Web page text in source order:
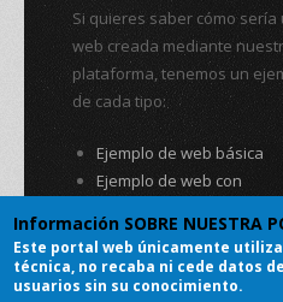
Si quieres saber cómo sería
web creada mediante
plataforma, tenemos un
de cada tipo:
Ejemplo de web básica
Ejemplo de web con
Ejemplo de web social
autogestión
Ejemplo de tienda online
Información SOBRE NUESTRA
Este portal web únicamente
técnica, no recaba ni cede datos
usuarios sin su conocimiento.